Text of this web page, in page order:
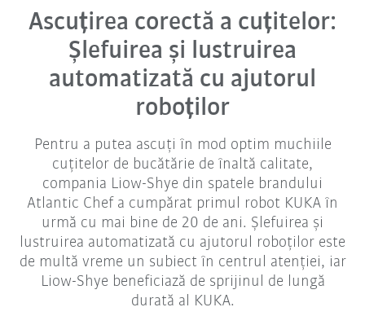
Ascuțirea corectă a cuțitelor:
Șlefuirea și lustruirea
automatizată cu ajutorul
roboților
Pentru a putea ascuți în mod optim muchiile
cuțitelor de bucătărie de înaltă calitate,
compania Liow-Shye din spatele brandului
Atlantic Chef a cumpărat primul robot KUKA în
urmă cu mai bine de 20 de ani. Șlefuirea și
lustruirea automatizată cu ajutorul roboților este
de multă vreme un subiect în centrul atenției, iar
Liow-Shye beneficiază de sprijinul de lungă
durată al KUKA.